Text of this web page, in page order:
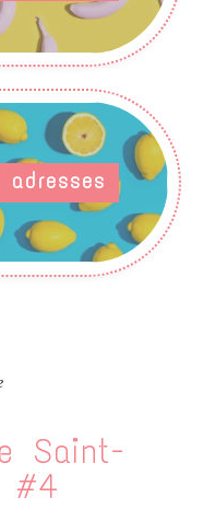
adresses
Saint-
#4